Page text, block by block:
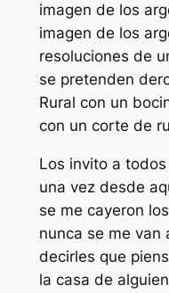
imagen de los
imagen de los
resoluciones de
se pretenden
Rural con un
con un corte de
Los invito a
una vez desde
se me cayeron
nunca se me van
decirles que
la casa de